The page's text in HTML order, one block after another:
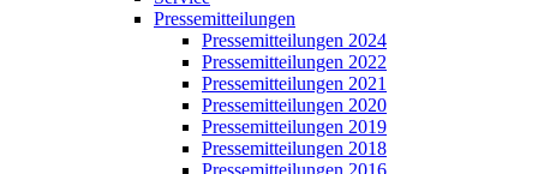
Pressemitteilungen
Pressemitteilungen 2024
Pressemitteilungen 2022
Pressemitteilungen 2021
Pressemitteilungen 2020
Pressemitteilungen 2019
Pressemitteilungen 2018
Pressemitteilungen 2016